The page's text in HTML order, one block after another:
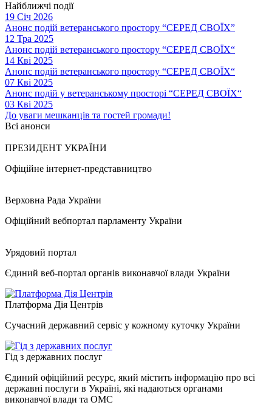
Найближчі події
19 Січ 2026
Анонс подій ветеранського простору “СЕРЕД СВОЇХ”
12 Тра 2025
Анонс подій ветеранського простору “СЕРЕД СВОЇХ“
14 Кві 2025
Анонс подій ветеранського простору “СЕРЕД СВОЇХ“
07 Кві 2025
Анонс подій у ветеранському просторі “СЕРЕД СВОЇХ“
03 Кві 2025
До уваги мешканців та гостей громади!
Всі анонси
ПРЕЗИДЕНТ УКРАЇНИ
Офіційне інтернет-представництво
Верховна Рада України
Офіційний вебпортал парламенту України
Урядовий портал
Єдиний веб-портал органів виконавчої влади України
Платформа Дія Центрів
Сучасний державний сервіс у кожному куточку України
Гід з державних послуг
Єдиний офіційний ресурс, який містить інформацію про всі
державні послуги в Україні, які надаються органами
виконавчої влади та ОМС